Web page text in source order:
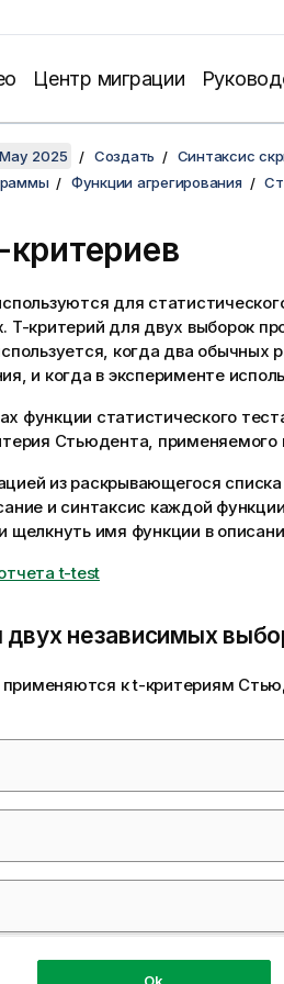
Центр миграции
2025 Создать
Синтаксис
Функции агрегирования
для
T-критерий для двух выборок
когда два обычных
и когда в эксперименте
функции статистического
Стьюдента,
из раскрывающегося
и синтаксис каждой
щелкнуть имя функции в
t-test
двух независимых
к t-критериям